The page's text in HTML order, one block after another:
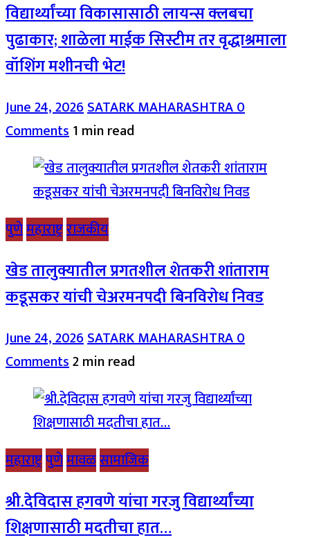
विद्यार्थ्यांच्या विकासासाठी लायन्स क्लबचा
पुढाकार; शाळेला माईक सिस्टीम तर वृद्धाश्रमाला
वॉशिंग मशीनची भेट!
June 24, 2026SATARK MAHARASHTRA0
Comments1 min read
पुणेमहाराष्ट्रराजकीय
खेड तालुक्यातील प्रगतशील शेतकरी शांताराम
कडूसकर यांची चेअरमनपदी बिनविरोध निवड
June 24, 2026SATARK MAHARASHTRA0
Comments2 min read
महाराष्ट्रपुणेमावळसामाजिक
श्री.देविदास हगवणे यांचा गरजु विद्यार्थ्यांच्या
शिक्षणासाठी मदतीचा हात…